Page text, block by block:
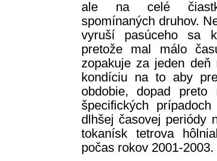
ale na celé
spomínaných druhov.
vyruší pasúceho sa
pretože mal málo
zopakuje za jeden
kondíciu na to aby
obdobie, dopad
špecifických
dlhšej časovej periódy
tokanísk tetrova
počas rokov 2001-2003.